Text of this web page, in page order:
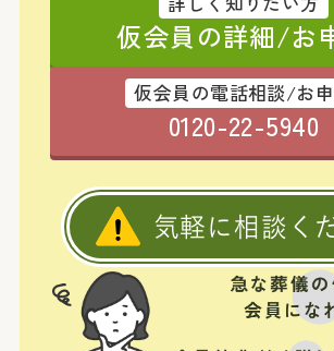
仮会員の詳細/お
仮会員の電話相談/お
0120-22-5940
気軽に相談く